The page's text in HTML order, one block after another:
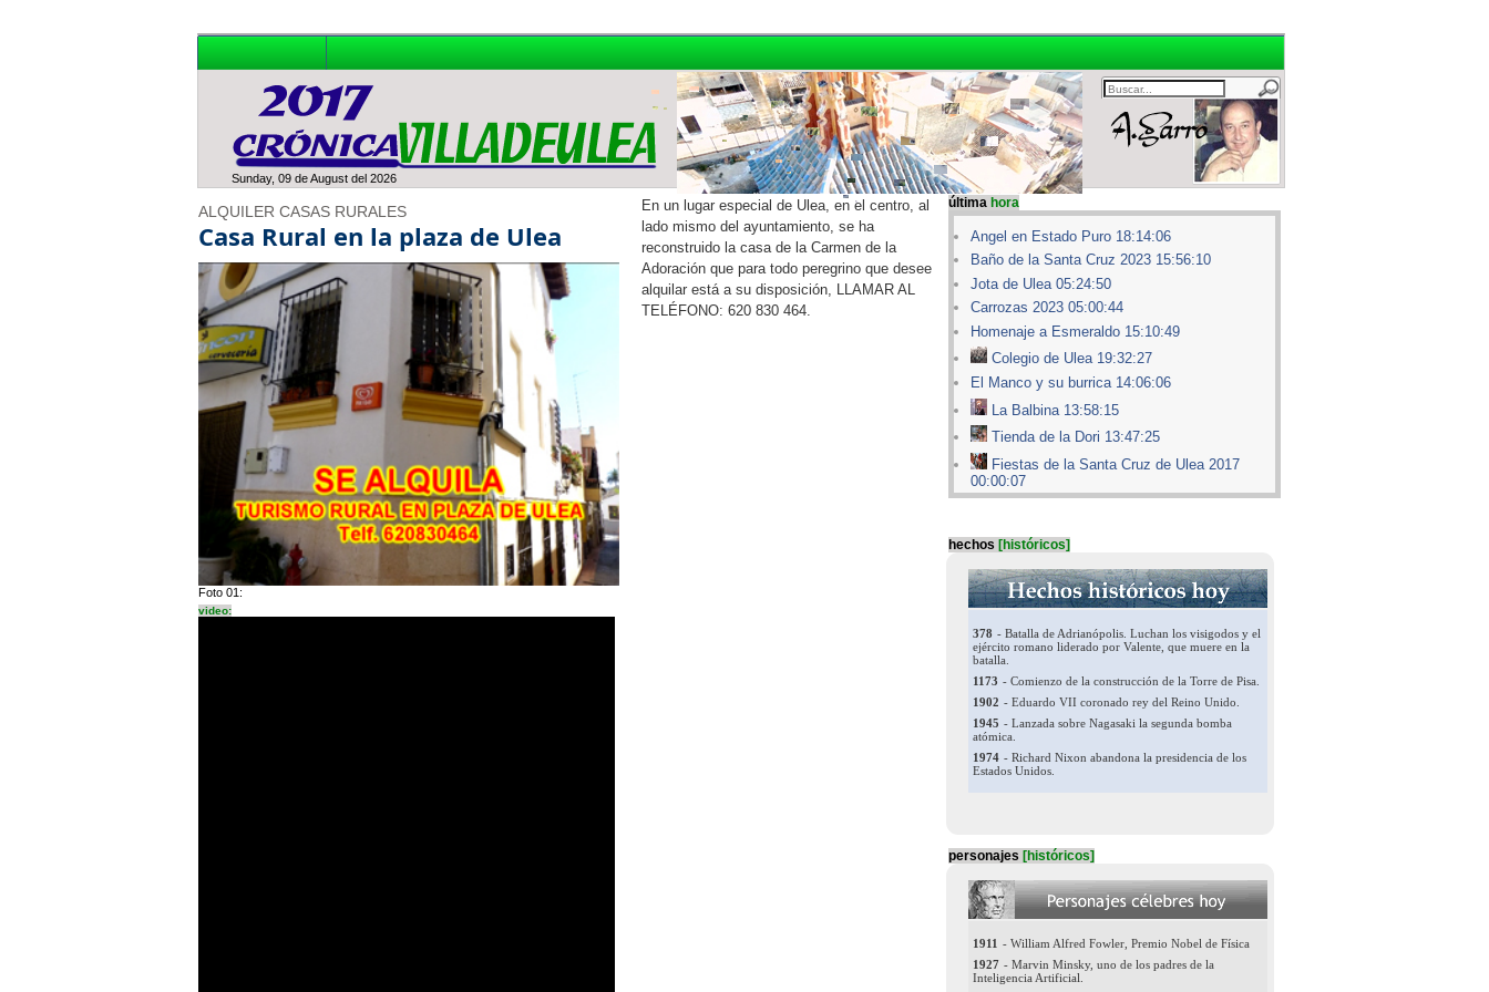
Sunday, 09 de August del 2026
ALQUILER CASAS RURALES
Casa Rural en la plaza de Ulea
Foto 01:
video:
En un lugar especial de Ulea, en el centro, al
lado mismo del ayuntamiento, se ha
reconstruido la casa de la Carmen de la
Adoración que para todo peregrino que desee
alquilar está a su disposición, LLAMAR AL
TELÉFONO: 620 830 464.
última hora
Angel en Estado Puro 18:14:06
Baño de la Santa Cruz 2023 15:56:10
Jota de Ulea 05:24:50
Carrozas 2023 05:00:44
Homenaje a Esmeraldo 15:10:49
Colegio de Ulea 19:32:27
El Manco y su burrica 14:06:06
La Balbina 13:58:15
Tienda de la Dori 13:47:25
Fiestas de la Santa Cruz de Ulea 2017
00:00:07
hechos [históricos]
personajes [históricos]